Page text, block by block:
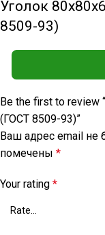
Уголок
8509-93)
Be the first to review
(ГОСТ 8509-93)”
Ваш адрес email не
помечены *
Your rating *